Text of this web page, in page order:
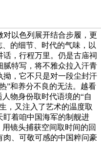
以色列展开结合步履，更
的细节、时代的气味，以
，行程万里。仍是古庙祠
特写，将不雅众拉入汗青
，它不只是对一段尘封汗
”和养分不良的无法。越看
物身份取时代语境的“自
，又注入了艺术的温度取
盯着咱中国海军的制舰进
镜头捕获空间取时间的回
、可敬可感的中国粹问豪